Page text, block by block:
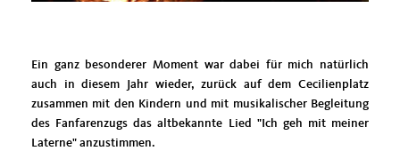
Ein ganz besonderer Moment war dabei für mich natürlich
auch in diesem Jahr wieder, zurück auf dem Cecilienplatz
zusammen mit den Kindern und mit musikalischer Begleitung
des Fanfarenzugs das altbekannte Lied "Ich geh mit meiner
Laterne" anzustimmen.